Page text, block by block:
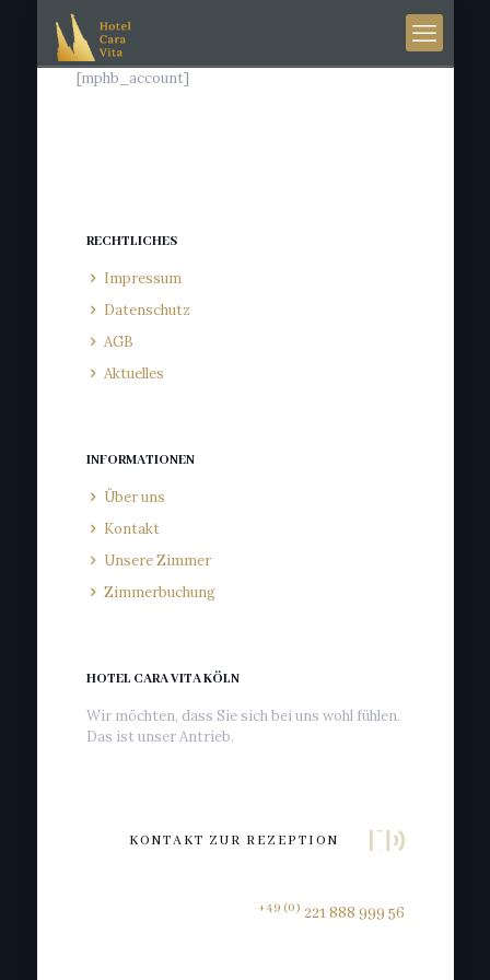
[mphb_account]
RECHTLICHES
Impressum
Datenschutz
AGB
Aktuelles
INFORMATIONEN
Über uns
Kontakt
Unsere Zimmer
Zimmerbuchung
HOTEL CARA VITA KÖLN
Wir möchten, dass Sie sich bei uns wohl fühlen.
Das ist unser Antrieb.
KONTAKT ZUR REZEPTION
+49 (0) 221 888 999 56